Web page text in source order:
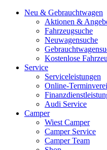
Neu & Gebrauchtwagen
Aktionen &
Fahrzeugsuche
Neuwagensuche
Kostenlose
Service
Serviceleistungen
Online-
Audi Service
Camper
Wiest Camper
Camper Service
Camper Team